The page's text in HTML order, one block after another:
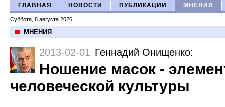
ГЛАВНАЯ НОВОСТИ ПУБЛИКАЦИИ МНЕНИЯ
Суббота, 8 августа 2026
МНЕНИЯ
2013-02-01 Геннадий Онищенко:
Ношение масок -
человеческой культуры